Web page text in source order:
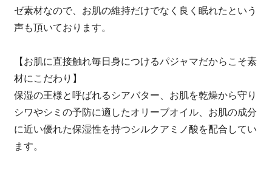
ゼ素材なので、お肌の維持だけでなく良く眠れたという
声も頂いております。
【お肌に直接触れ毎日身につけるパジャマだからこそ素
材にこだわり】
保湿の王様と呼ばれるシアバター、お肌を乾燥から守り
シワやシミの予防に適したオリーブオイル、お肌の成分
に近い優れた保湿性を持つシルクアミノ酸を配合してい
ます。